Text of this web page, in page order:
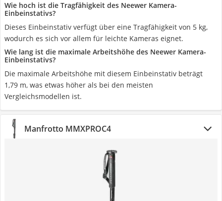
Wie hoch ist die Tragfähigkeit des Neewer Kamera-
Einbeinstativs?
Dieses Einbeinstativ verfügt über eine Tragfähigkeit von 5 kg,
wodurch es sich vor allem für leichte Kameras eignet.
Wie lang ist die maximale Arbeitshöhe des Neewer Kamera-
Einbeinstativs?
Die maximale Arbeitshöhe mit diesem Einbeinstativ beträgt
1,79 m, was etwas höher als bei den meisten
Vergleichsmodellen ist.
Manfrotto MMXPROC4